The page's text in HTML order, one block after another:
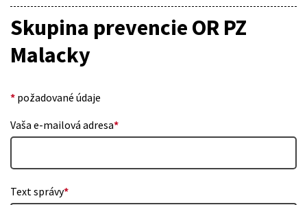
Skupina prevencie OR PZ
Malacky
* požadované údaje
Vaša e-mailová adresa*
Text správy*